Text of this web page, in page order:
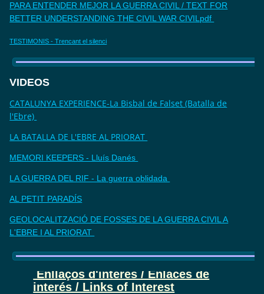
PARA ENTENDER MEJOR LA GUERRA CIVIL / TEXT FOR
BETTER UNDERSTANDING THE CIVIL WAR CIVILpdf
TESTIMONIS - Trencant el silenci
VIDEOS
CATALUNYA EXPERIENCE-La Bisbal de Falset (Batalla de
l'Ebre)
LA BATALLA DE L'EBRE AL PRIORAT
MEMORI KEEPERS - Lluís Danés
LA GUERRA DEL RIF - La guerra oblidada
AL PETIT PARADÍS
GEOLOCALITZACIÓ DE FOSSES DE LA GUERRA CIVIL A
L'EBRE I AL PRIORAT
Enllaços d'interès / Enlaces de
interés / Links of Interest